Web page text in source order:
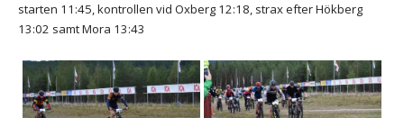
starten 11:45, kontrollen vid Oxberg 12:18, strax efter Hökberg
13:02 samt Mora 13:43